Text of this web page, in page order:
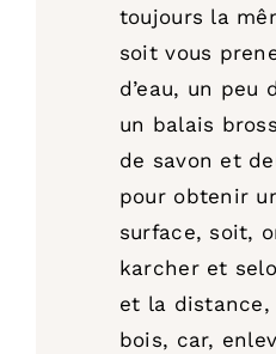
toujours la
soit vous
d’eau, un peu
un balais
de savon et
pour obtenir
surface, soit,
karcher et
et la distance,
bois, car,